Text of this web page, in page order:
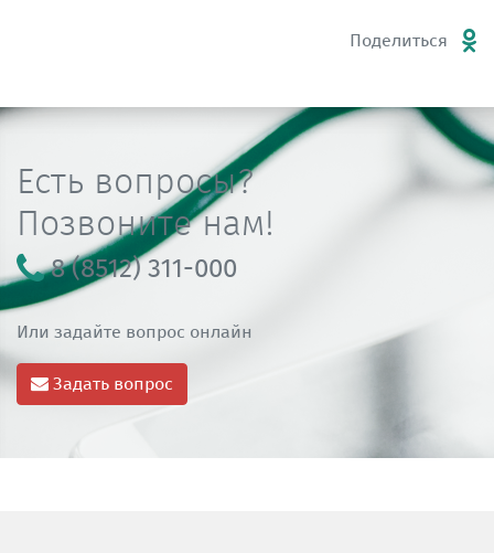
Поделиться
Есть вопросы?
Позвоните нам!
8 (8512) 311-000
Или задайте вопрос онлайн
Задать вопрос